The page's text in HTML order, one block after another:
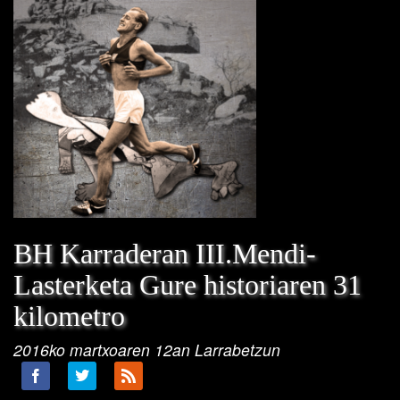
BH Karraderan III.Mendi-
Lasterketa Gure historiaren 31
kilometro
2016ko martxoaren 12an Larrabetzun